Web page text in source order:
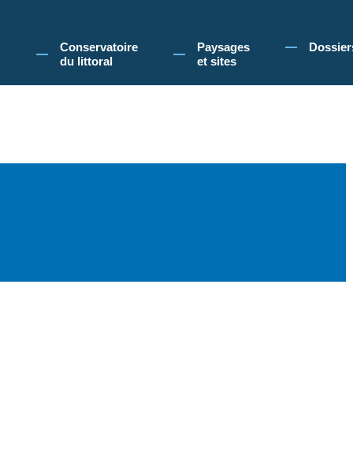
Conservatoire
du littoral
Paysages
et sites